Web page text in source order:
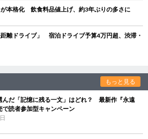
が本格化 飲食料品値上げ、約3年ぶりの多さに
離ドライブ」 宿泊ドライブ予算4万円超、渋滞・
もっと見る
んだ「記憶に残る一文」はどれ？ 最新作『永遠
で読者参加型キャンペーン